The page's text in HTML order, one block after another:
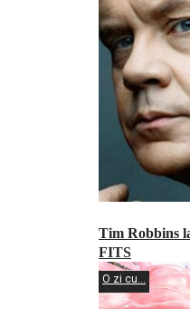
Tim Robbins
FITS
O zi cu...